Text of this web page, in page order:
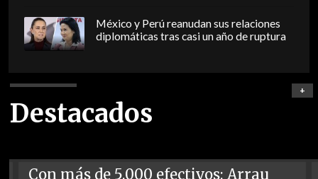
México y Perú reanudan sus relaciones
diplomáticas tras casi un año de ruptura
Destacados
+
Con más de 5.000 efectivos: Arrau